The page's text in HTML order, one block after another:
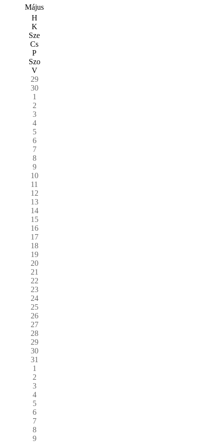
Május
H
K
Sze
Cs
P
Szo
V
29
30
1
2
3
4
5
6
7
8
9
10
11
12
13
14
15
16
17
18
19
20
21
22
23
24
25
26
27
28
29
30
31
1
2
3
4
5
6
7
8
9